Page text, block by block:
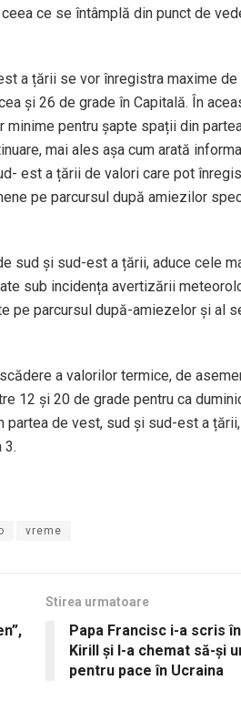
ce se întâmplă din punct de
a țării se vor înregistra maxime de
și 26 de grade în Capitală. În
pentru șapte spații din
mai ales așa cum arată
est a țării de valori care pot
pe parcursul după amiezilor
sud și sud-est a țării, aduce cele
sub incidența avertizării
pe parcursul după-amiezelor și al
a valorilor termice, de
12 și 20 de grade pentru ca
de vest, sud și sud-est a
3.
vreme
Stirea urmatoare
Papa Francisc i-a scris
Kirill şi l-a chemat să-şi
pentru pace în Ucraina